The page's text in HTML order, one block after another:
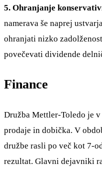
5. Ohranjanje
namerava še naprej
ohranjati nizko
povečevati dividende
Finance
Družba Mettler-Toledo je
prodaje in dobička. V
družbe rasli po več kot 7-
rezultat. Glavni dejavniki